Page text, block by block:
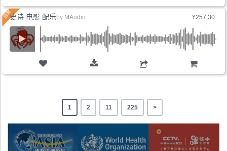
购物车
¥257.30
购物车
史诗 电影 配乐 by MAudio
1 2 11 225 >